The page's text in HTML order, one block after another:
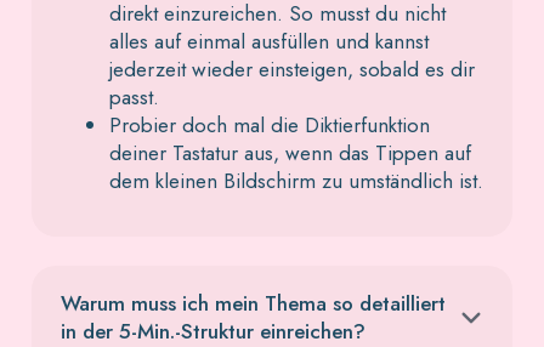
direkt einzureichen. So musst du nicht
alles auf einmal ausfüllen und kannst
jederzeit wieder einsteigen, sobald es dir
passt.
Probier doch mal die Diktierfunktion
deiner Tastatur aus, wenn das Tippen auf
dem kleinen Bildschirm zu umständlich ist.
Warum muss ich mein Thema so detailliert
in der 5-Min.-Struktur einreichen?